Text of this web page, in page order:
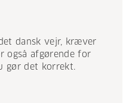
dansk vejr, kræver
også afgørende for
gør det korrekt.